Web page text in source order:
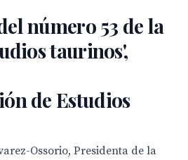
número 53 de la
taurinos',
de Estudios
Ossorio, Presidenta de la